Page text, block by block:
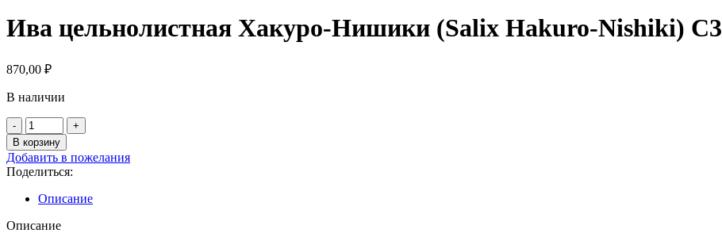
Ива цельнолистная Хакуро-Нишики (Salix Hakuro-Nishiki) С3
870,00 ₽
В наличии
Количество
товара
Ива
цельнолистная
Хакуро-
Нишики
(Salix
Hakuro-
В корзину
Добавить в пожелания
Поделиться:
Описание
Описание